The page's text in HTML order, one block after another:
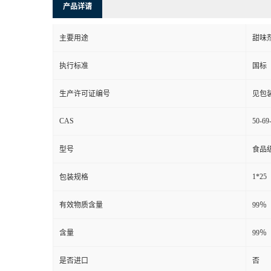
产品详请
主要用途 甜味
执行标准 国标
生产许可证编号 见包
CAS 50-
型号 食品
包装规格 1*25
有效物质含量 99％
含量 99％
是否进口 否